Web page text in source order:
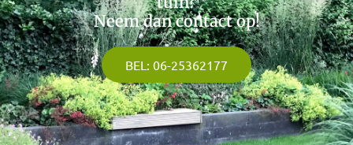
Neem dan contact op!
BEL: 06-25362177